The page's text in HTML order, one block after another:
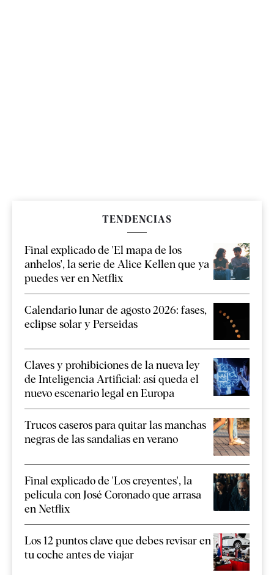
TENDENCIAS
Final explicado de 'El mapa de los
anhelos', la serie de Alice Kellen que ya
puedes ver en Netflix
Calendario lunar de agosto 2026: fases,
eclipse solar y Perseidas
Claves y prohibiciones de la nueva ley
de Inteligencia Artificial: así queda el
nuevo escenario legal en Europa
Trucos caseros para quitar las manchas
negras de las sandalias en verano
Final explicado de 'Los creyentes', la
película con José Coronado que arrasa
en Netflix
Los 12 puntos clave que debes revisar en
tu coche antes de viajar